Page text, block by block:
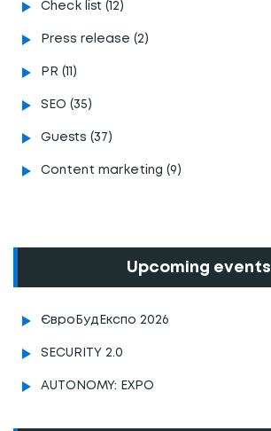
Сheck list (12)
Press release (2)
PR (11)
SEO (35)
Guests (37)
Content marketing (9)
Upcoming events
ЄвроБудЕкспо 2026
SECURITY 2.0
AUTONOMY: EXPO